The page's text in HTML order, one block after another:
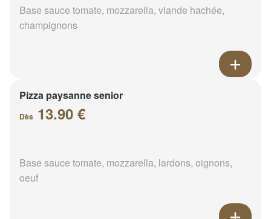
Base sauce tomate, mozzarella, viande hachée,
champignons
Pizza paysanne senior
Dès 13.90 €
Base sauce tomate, mozzarella, lardons, oignons,
oeuf